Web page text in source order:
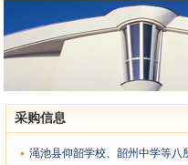
采购信息
渑池县仰韶学校、韶州中学等八